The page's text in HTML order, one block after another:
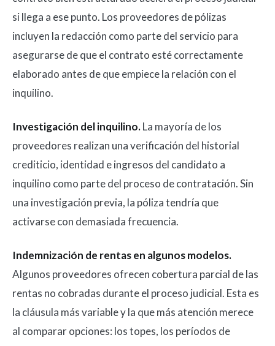
si llega a ese punto. Los proveedores de pólizas
incluyen la redacción como parte del servicio para
asegurarse de que el contrato esté correctamente
elaborado antes de que empiece la relación con el
inquilino.
Investigación del inquilino.La mayoría de los
proveedores realizan una verificación del historial
crediticio, identidad e ingresos del candidato a
inquilino como parte del proceso de contratación. Sin
una investigación previa, la póliza tendría que
activarse con demasiada frecuencia.
Indemnización de rentas en algunos modelos.
Algunos proveedores ofrecen cobertura parcial de las
rentas no cobradas durante el proceso judicial. Esta es
la cláusula más variable y la que más atención merece
al comparar opciones: los topes, los períodos de